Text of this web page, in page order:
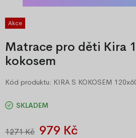
Akce
Matrace pro děti Kira
kokosem
Kód produktu: KIRA S KOKOSEM
SKLADEM
1271 Kč 979 Kč